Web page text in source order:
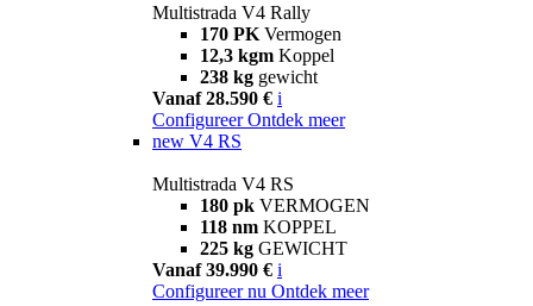
Multistrada V4 Rally
170 PK Vermogen
12,3 kgm Koppel
238 kg gewicht
Vanaf 28.590 € i
Configureer Ontdek meer
new V4 RS
Multistrada V4 RS
180 pk VERMOGEN
118 nm KOPPEL
225 kg GEWICHT
Vanaf 39.990 € i
Configureer nu Ontdek meer